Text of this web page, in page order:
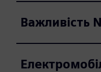
Важливість